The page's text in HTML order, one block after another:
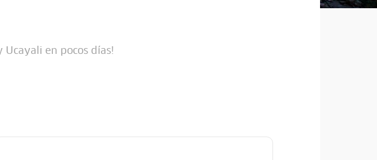
Ucayali en pocos días!